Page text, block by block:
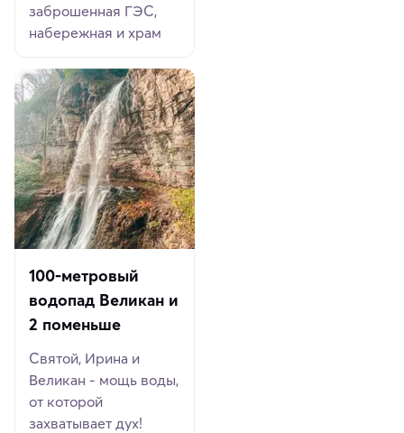
заброшенная ГЭС,
набережная и храм
100-метровый
водопад Великан и
2 поменьше
Святой, Ирина и
Великан - мощь воды,
от которой
захватывает дух!